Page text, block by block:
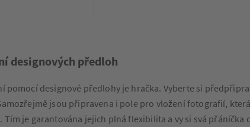
designových předloh
pomocí designové předlohy je hračka. Vyberte si
jsou připravena i pole pro vložení fotografií,
Tím je garantována jejich plná flexibilita a vy si svá